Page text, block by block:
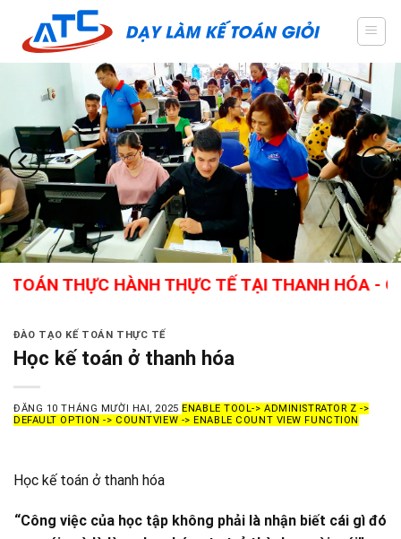
content
THỰC HÀNH THỰC TẾ TẠI THANH HÓA - GIÁO
ĐÀO TẠO KẾ TOÁN THỰC TẾ
Học kế toán ở thanh hóa
ĐĂNG 10 THÁNG MƯỜI HAI, 2025 ENABLE TOOL-> ADMINISTRATOR Z ->
DEFAULT OPTION -> COUNTVIEW -> ENABLE COUNT VIEW FUNCTION
Học kế toán ở thanh hóa
“Công việc của học tập không phải là nhận biết cái gì đó